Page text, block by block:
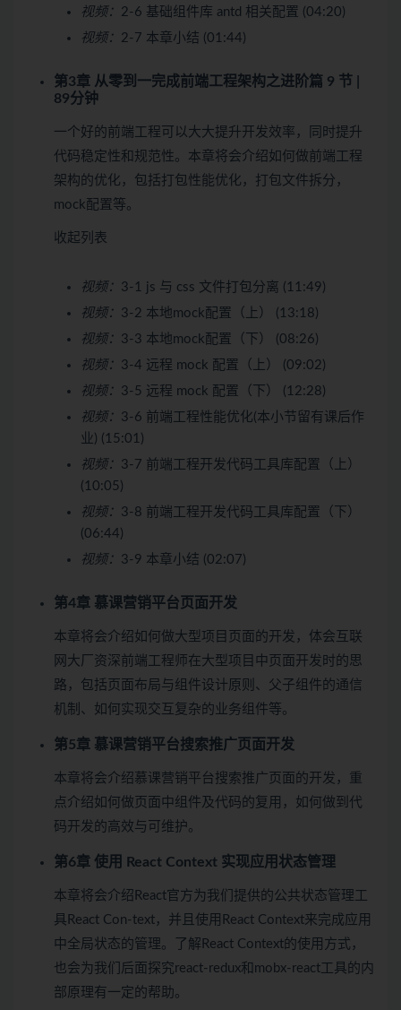
视频： 2-6 基础组件库 antd 相关配置 (04:20)
视频： 2-7 本章小结 (01:44)
第3章 从零到一完成前端工程架构之进阶篇 9 节 |
89分钟
一个好的前端工程可以大大提升开发效率，同时提升
代码稳定性和规范性。本章将会介绍如何做前端工程
架构的优化，包括打包性能优化，打包文件拆分，
mock配置等。
收起列表
视频： 3-1 js 与 css 文件打包分离 (11:49)
视频： 3-2 本地mock配置（上） (13:18)
视频： 3-3 本地mock配置（下） (08:26)
视频： 3-4 远程 mock 配置（上） (09:02)
视频： 3-5 远程 mock 配置（下） (12:28)
视频： 3-6 前端工程性能优化(本小节留有课后作
业) (15:01)
视频： 3-7 前端工程开发代码工具库配置（上）
(10:05)
视频： 3-8 前端工程开发代码工具库配置（下）
(06:44)
视频： 3-9 本章小结 (02:07)
第4章 慕课营销平台页面开发
本章将会介绍如何做大型项目页面的开发，体会互联
网大厂资深前端工程师在大型项目中页面开发时的思
路，包括页面布局与组件设计原则、父子组件的通信
机制、如何实现交互复杂的业务组件等。
第5章 慕课营销平台搜索推广页面开发
本章将会介绍慕课营销平台搜索推广页面的开发，重
点介绍如何做页面中组件及代码的复用，如何做到代
码开发的高效与可维护。
第6章 使用 React Context 实现应用状态管理
本章将会介绍React官方为我们提供的公共状态管理工
具React Con-text，并且使用React Context来完成应用
中全局状态的管理。了解React Context的使用方式，
也会为我们后面探究react-redux和mobx-react工具的内
部原理有一定的帮助。